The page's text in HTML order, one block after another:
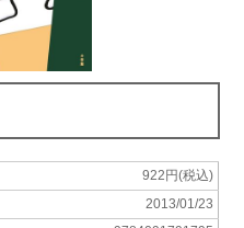
922円(税込)
2013/01/23